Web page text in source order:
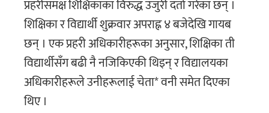
प्रहरीसमक्ष शिक्षिकाका विरुद्ध उजुरी दर्ता गरेका छन् ।
शिक्षिका र विद्यार्थी शुक्रवार अपराह्न ४ बजेदेखि गायब
छन् । एक प्रहरी अधिकारीहरूका अनुसार, शिक्षिका ती
विद्यार्थीसँग बढी नै नजिकिएकी थिइन् र विद्यालयका
अधिकारीहरूले उनीहरूलाई चेता* वनी समेत दिएका
थिए ।